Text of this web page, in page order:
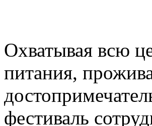
Охватывая всю
питания,
фестиваль